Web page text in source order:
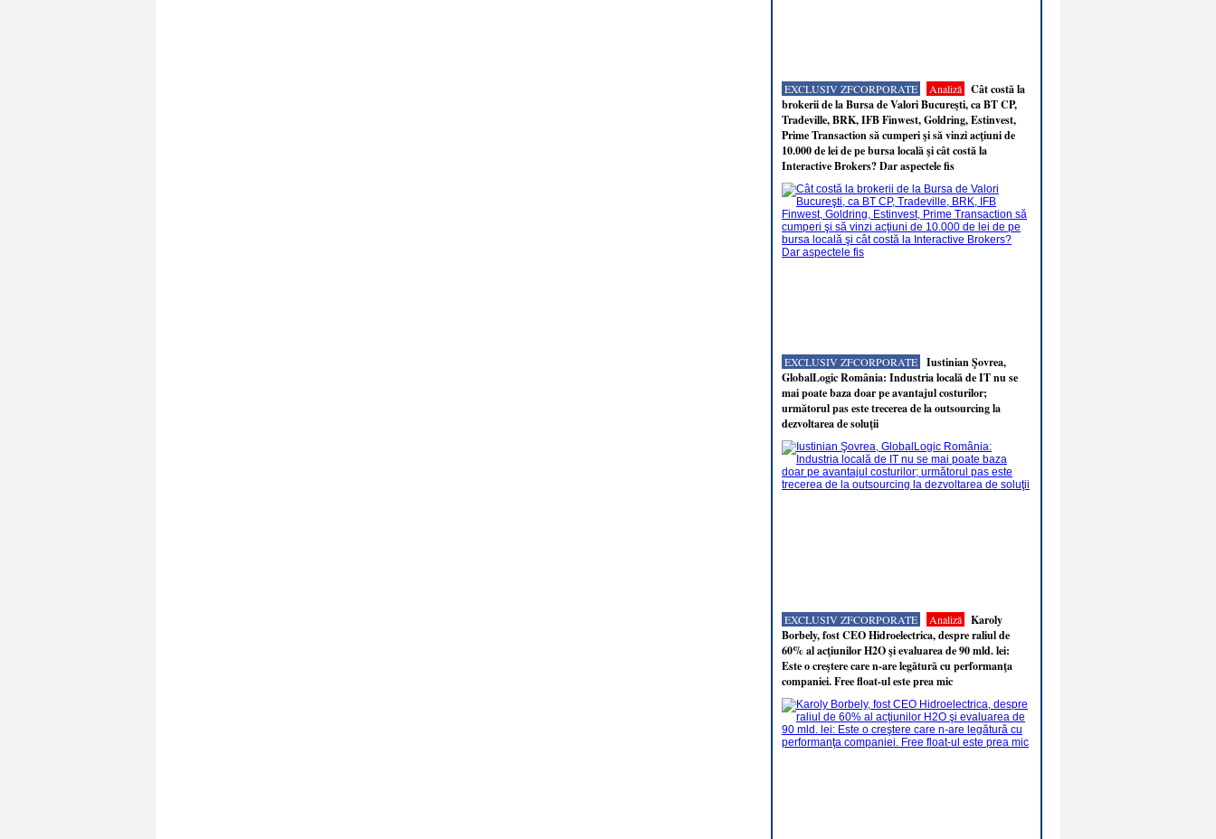
EXCLUSIV ZFCORPORATE Analiză
Cât costă la
brokerii de la Bursa de Valori Bucureşti, ca BT CP,
Tradeville, BRK, IFB Finwest, Goldring, Estinvest,
Prime Transaction să cumperi şi să vinzi acţiuni de
10.000 de lei de pe bursa locală şi cât costă la
Interactive Brokers? Dar aspectele fis
EXCLUSIV ZFCORPORATE
Iustinian Şovrea,
GlobalLogic România: Industria locală de IT nu se
mai poate baza doar pe avantajul costurilor;
următorul pas este trecerea de la outsourcing la
dezvoltarea de soluţii
EXCLUSIV ZFCORPORATE Analiză
Karoly
Borbely, fost CEO Hidroelectrica, despre raliul de
60% al acţiunilor H2O şi evaluarea de 90 mld. lei:
Este o creştere care n-are legătură cu performanţa
companiei. Free float-ul este prea mic